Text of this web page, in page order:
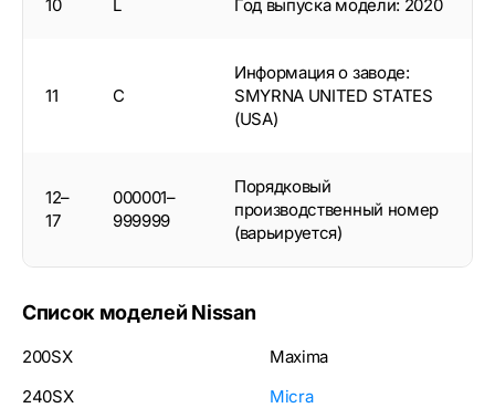
10 L Год выпуска модели: 2020
11 C
Информация о заводе:
SMYRNA UNITED STATES
(USA)
12–
17
000001–
999999
Порядковый
производственный номер
(варьируется)
Список моделей Nissan
200SX
240SX
Maxima
Micra